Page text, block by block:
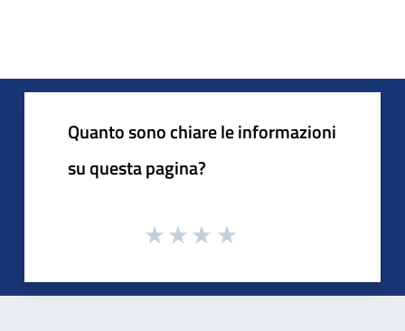
Quanto sono chiare le informazioni
su questa pagina?